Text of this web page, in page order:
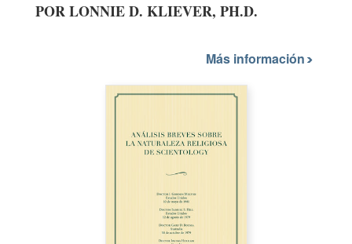
POR LONNIE D. KLIEVER, PH.D.
Más información